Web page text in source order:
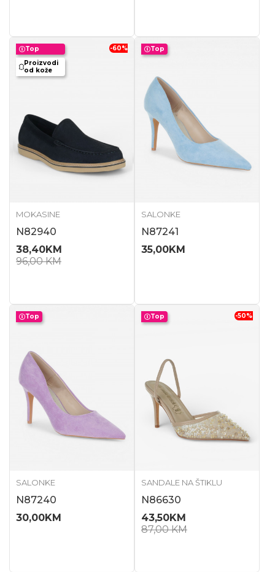
Top
Proizvodi
od kože
-60%
MOKASINE
N82940
38,40KM
96,00KM
Top
SALONKE
N87241
35,00KM
Top
SALONKE
N87240
30,00KM
Top -50%
SANDALE NA ŠTIKLU
N86630
43,50KM
87,00KM